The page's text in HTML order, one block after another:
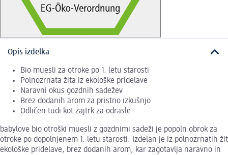
Opis izdelka
Bio muesli za otroke po 1. letu starosti
Polnozrnata žita iz ekološke pridelave
Naravni okus gozdnih sadežev
Brez dodanih arom za pristno izkušnjo
Odličen tudi kot zajtrk za odrasle
babylove bio otroški muesli z gozdnimi sadeži je popoln obrok za
otroke po dopolnjenem 1. letu starosti. Izdelan je iz polnozrnatih žit
ekološke pridelave, brez dodanih arom, kar zagotavlja naravno in